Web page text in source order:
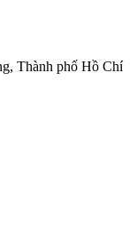
Thành phố Hồ Chí